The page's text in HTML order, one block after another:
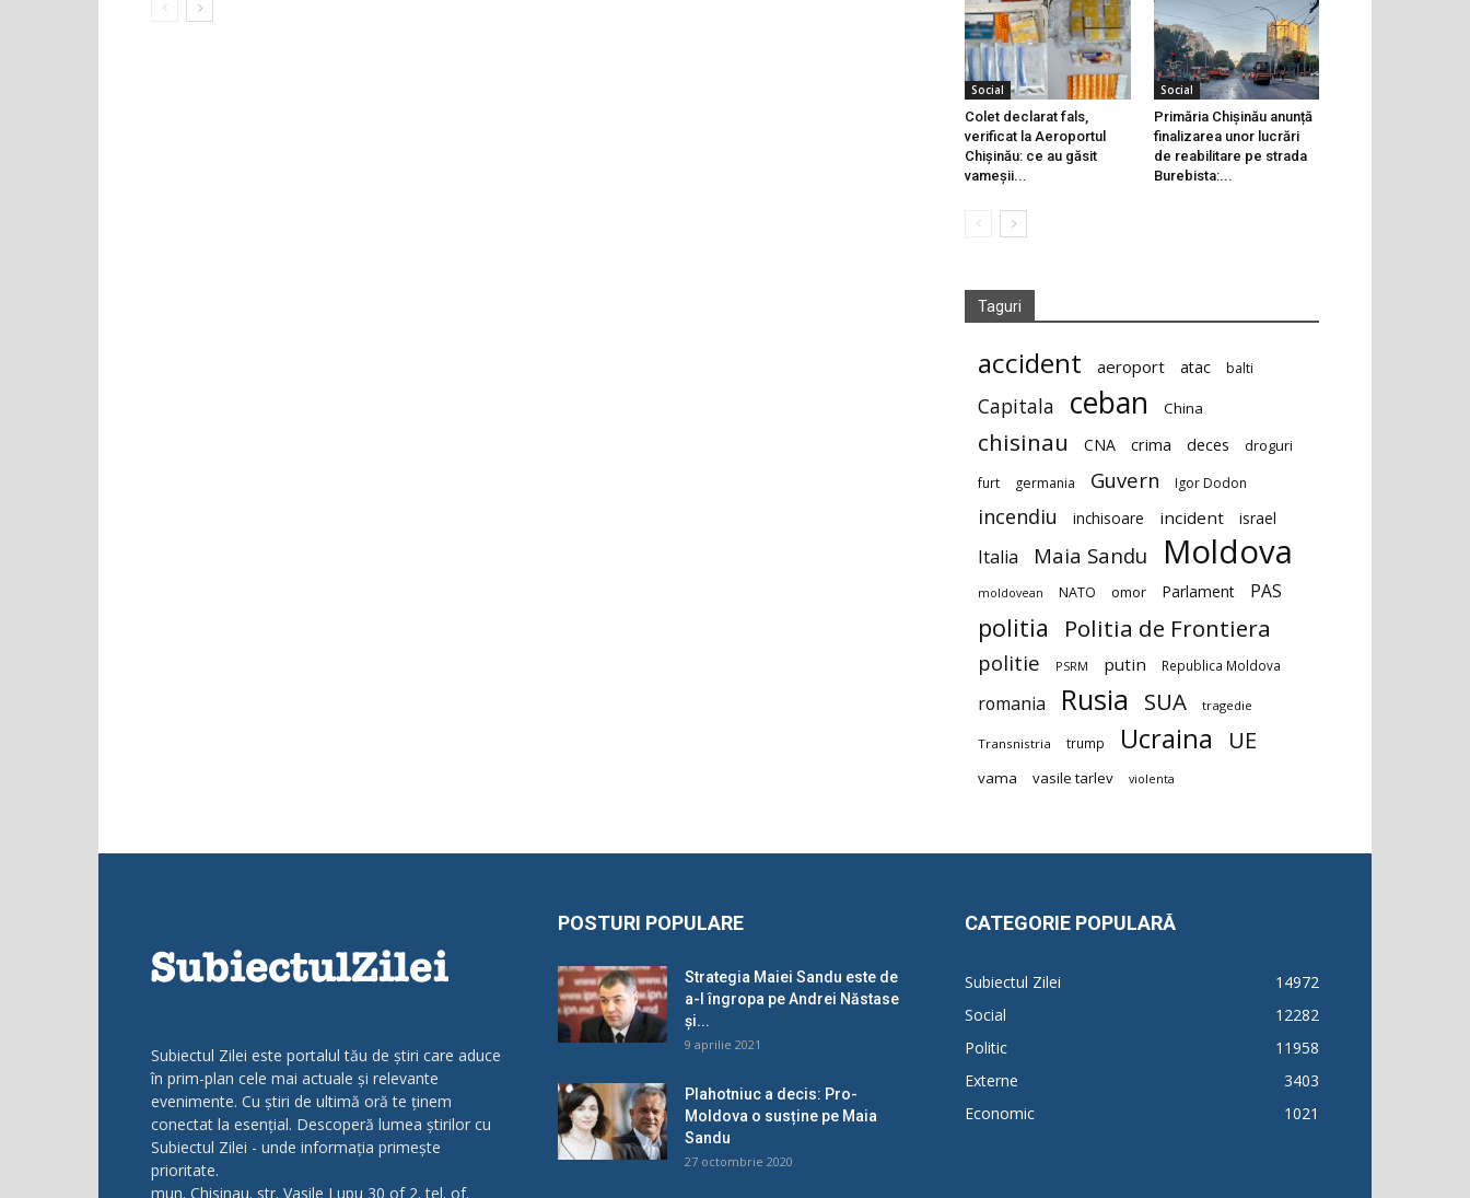
Social
Colet declarat fals,
verificat la Aeroportul
Chișinău: ce au găsit
vameșii...
Social
Primăria Chișinău anunță
finalizarea unor lucrări
de reabilitare pe strada
Burebista:...
Taguri
accident aeroport atac balti
Capitala ceban China
chisinau CNA crima deces droguri
furt germania Guvern Igor Dodon
incendiu inchisoare incident israel
Italia Maia Sandu Moldova
moldovean NATO omor Parlament PAS
politia Politia de Frontiera
politie PSRM putin Republica Moldova
romania Rusia SUA tragedie
Transnistria trump Ucraina UE
vama vasile tarlev violenta
Subiectul Zilei este portalul tău de știri care aduce
în prim-plan cele mai actuale și relevante
evenimente. Cu știri de ultimă oră te ținem
conectat la esențial. Descoperă lumea știrilor cu
Subiectul Zilei - unde informația primește
prioritate.
mun. Chisinau. str. Vasile Lupu 30 of 2. tel. of.
POSTURI POPULARE
Strategia Maiei Sandu este de
a-l îngropa pe Andrei Năstase
și...
9 aprilie 2021
Plahotniuc a decis: Pro-
Moldova o susține pe Maia
Sandu
27 octombrie 2020
CATEGORIE POPULARĂ
Subiectul Zilei
14972
Social
12282
Politic
11958
Externe
3403
Economic
1021